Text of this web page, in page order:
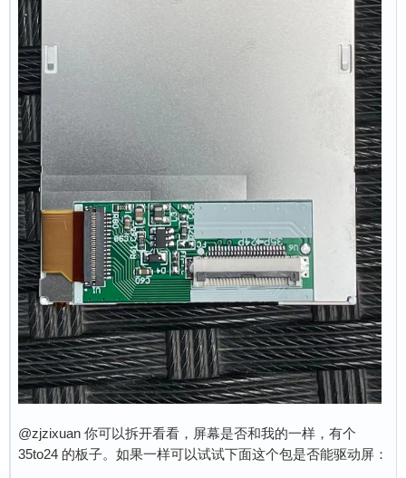
@zjzixuan 你可以拆开看看，屏幕是否和我的一样，有个
35to24 的板子。如果一样可以试试下面这个包是否能驱动屏：